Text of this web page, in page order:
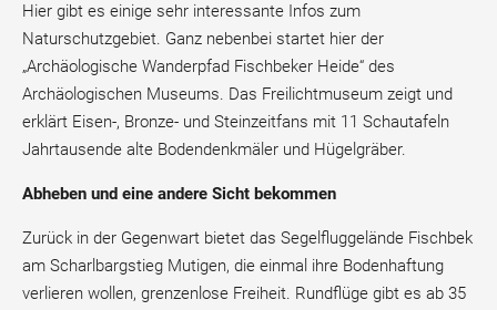
Hier gibt es einige sehr interessante Infos zum
Naturschutzgebiet. Ganz nebenbei startet hier der
„Archäologische Wanderpfad Fischbeker Heide“ des
Archäologischen Museums. Das Freilichtmuseum zeigt und
erklärt Eisen-, Bronze- und Steinzeitfans mit 11 Schautafeln
Jahrtausende alte Bodendenkmäler und Hügelgräber.
Abheben und eine andere Sicht bekommen
Zurück in der Gegenwart bietet das Segelfluggelände Fischbek
am Scharlbargstieg Mutigen, die einmal ihre Bodenhaftung
verlieren wollen, grenzenlose Freiheit. Rundflüge gibt es ab 35